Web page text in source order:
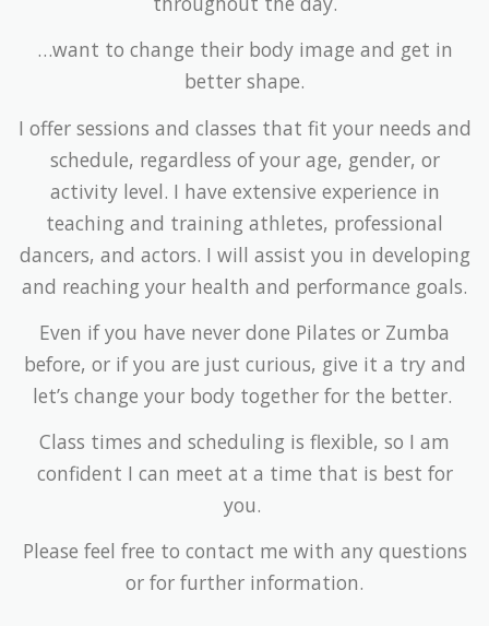
…want to change their body image and get in
better shape.
I offer sessions and classes that fit your needs and
schedule, regardless of your age, gender, or
activity level. I have extensive experience in
teaching and training athletes, professional
dancers, and actors. I will assist you in developing
and reaching your health and performance goals.
Even if you have never done Pilates or Zumba
before, or if you are just curious, give it a try and
let’s change your body together for the better.
Class times and scheduling is flexible, so I am
confident I can meet at a time that is best for
you.
Please feel free to contact me with any questions
or for further information.